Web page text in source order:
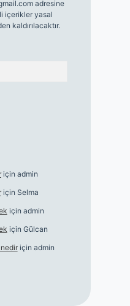
adresine
içerikler yasal
kaldırılacaktır.
için admin
için Selma
için admin
için Gülcan
için admin